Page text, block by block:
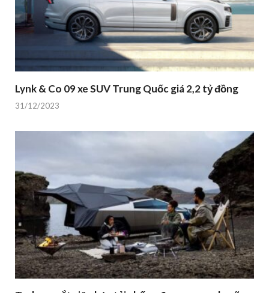
Lynk & Co 09 xe SUV Trung Quốc giá 2,2 tỷ đồng
31/12/2023